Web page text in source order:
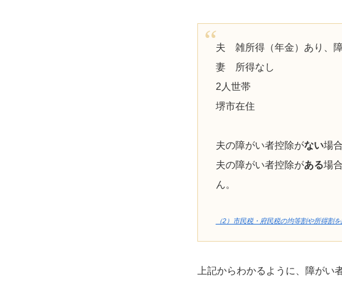
夫 雑所得（年金）あり、
妻 所得なし
2人世帯
堺市在住
夫の障がい者控除がない場
夫の障がい者控除がある場
ん。
（2）市民税・府民税の均等割や所得割
上記からわかるように、障が